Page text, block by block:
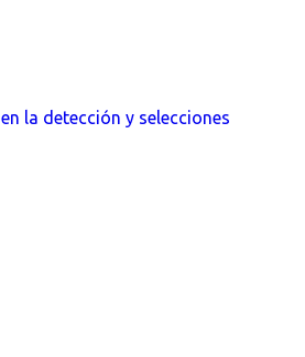
la detección y selecciones